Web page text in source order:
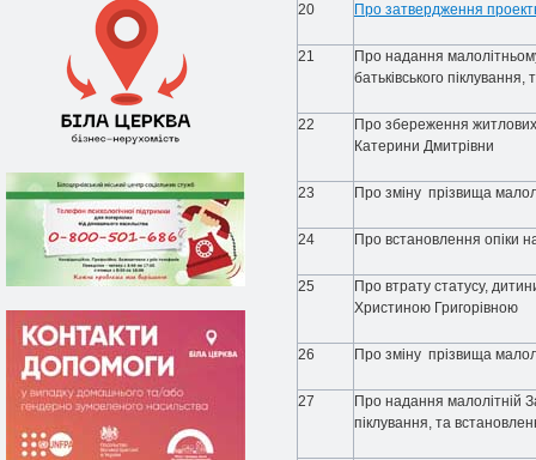
20 Про затвердження
21
Про надання
батьківського
22
Про збереження
Катерини Дмитрівни
23 Про зміну прізвища
24 Про встановлення опіки
25
Про втрату статусу,
Христиною Григорівною
26 Про зміну прізвища
27
Про надання малолітній
піклування, та